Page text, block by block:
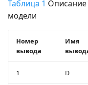
Таблица 1
модели
Номер
вывода
Имя
1 D